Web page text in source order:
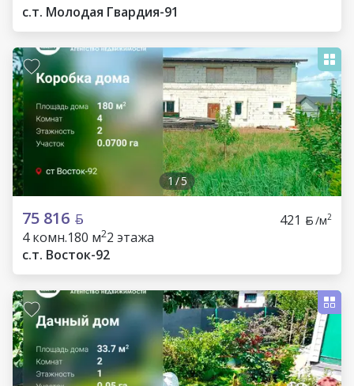
с.т. Молодая Гвардия-91
1/5
75 816 421 /м2
4 комн.180 м22 этажа
с.т. Восток-92